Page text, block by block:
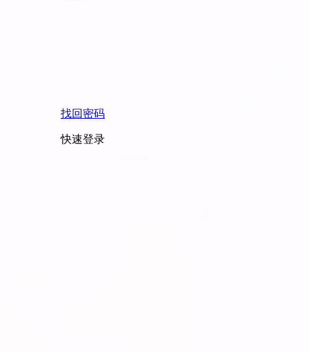
找回密码
快速登录